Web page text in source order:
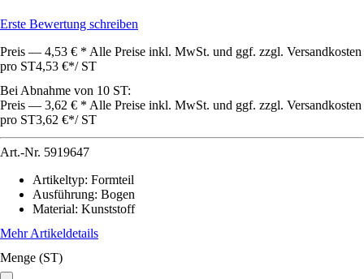
Erste Bewertung schreiben
Preis — 4,53 € * Alle Preise inkl. MwSt. und ggf. zzgl. Versandkosten
pro ST4,53 €*/ ST
Bei Abnahme von 10 ST:
Preis — 3,62 € * Alle Preise inkl. MwSt. und ggf. zzgl. Versandkosten
pro ST3,62 €*/ ST
Art.-Nr. 5919647
Artikeltyp: Formteil
Ausführung: Bogen
Material: Kunststoff
Mehr Artikeldetails
Menge (ST)